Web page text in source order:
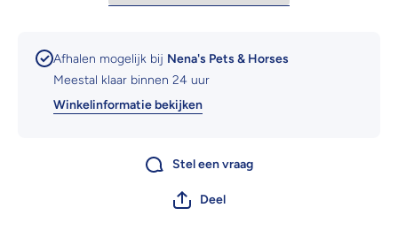
Afhalen mogelijk bij Nena's Pets & Horses
Meestal klaar binnen 24 uur
Winkelinformatie bekijken
Stel een vraag
Deel